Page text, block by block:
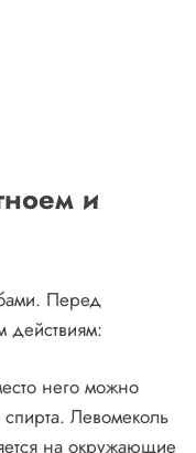
и
Перед
действиям:
него можно
Левомеколь
на окружающие